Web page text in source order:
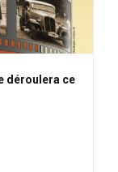
déroulera ce